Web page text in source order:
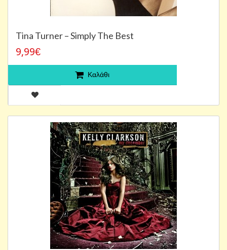
Tina Turner – Simply The Best
9,99€
Καλάθι